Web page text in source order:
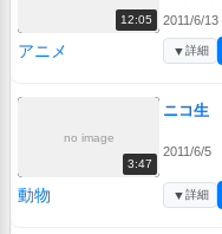
12:05 2011/6/13
アニメ ▼詳細
no image
3:47
ニコ生
2011/6/5
動物 ▼詳細